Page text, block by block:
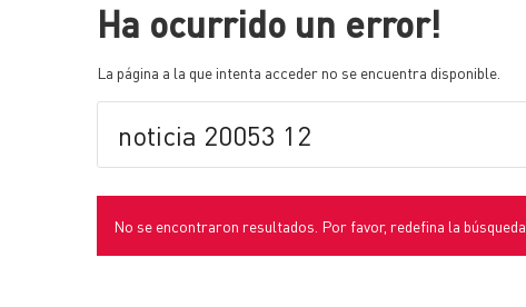
Ha ocurrido un error!
La página a la que intenta acceder no se encuentra disponible.
No se encontraron resultados. Por favor, redefina la búsqueda.